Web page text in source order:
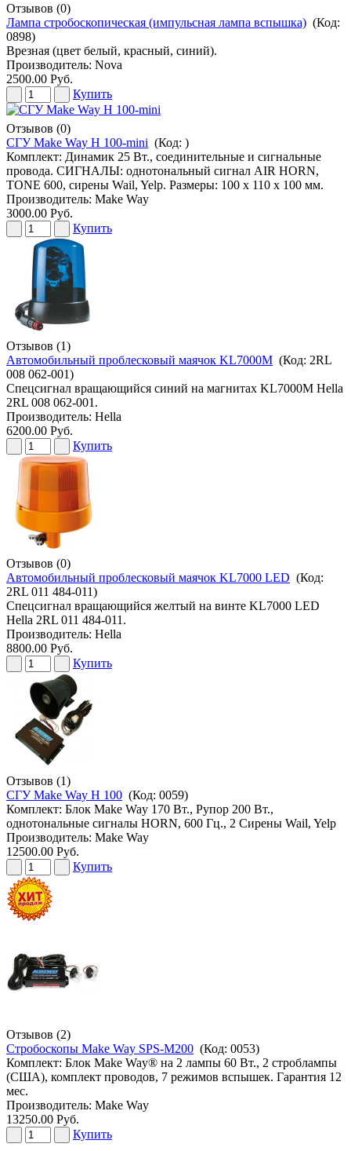
Отзывов (0)
Лампа стробоскопическая (импульсная лампа вспышка) (Код:
0898)
Врезная (цвет белый, красный, синий).
Производитель: Nova
2500.00 Руб.
Купить
Отзывов (0)
СГУ Make Way H 100-mini (Код: )
Комплект: Динамик 25 Вт., соединительные и сигнальные
провода. СИГНАЛЫ: однотональный сигнал AIR HORN,
TONE 600, сирены Wail, Yelp. Размеры: 100 x 110 x 100 мм.
Производитель: Make Way
3000.00 Руб.
Купить
Отзывов (1)
Автомобильный проблесковый маячок KL7000M (Код: 2RL
008 062-001)
Спецсигнал вращающийся синий на магнитах KL7000M Hella
2RL 008 062-001.
Производитель: Hella
6200.00 Руб.
Купить
Отзывов (0)
Автомобильный проблесковый маячок KL7000 LED (Код:
2RL 011 484-011)
Спецсигнал вращающийся желтый на винте KL7000 LED
Hella 2RL 011 484-011.
Производитель: Hella
8800.00 Руб.
Купить
Отзывов (1)
СГУ Make Way H 100 (Код: 0059)
Комплект: Блок Make Way 170 Вт., Рупор 200 Вт.,
однотональные сигналы HORN, 600 Гц., 2 Сирены Wail, Yelp
Производитель: Make Way
12500.00 Руб.
Купить
Отзывов (2)
Стробоскопы Make Way SPS-M200 (Код: 0053)
Комплект: Блок Make Way® на 2 лампы 60 Вт., 2 строблампы
(США), комплект проводов, 7 режимов вспышек. Гарантия 12
мес.
Производитель: Make Way
13250.00 Руб.
Купить